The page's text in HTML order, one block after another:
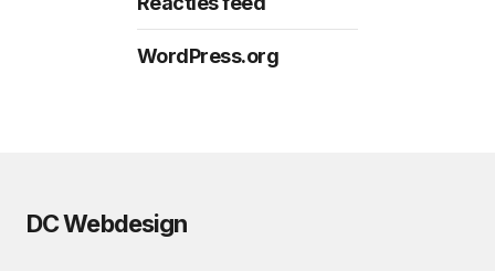
WordPress.org
DC Webdesign